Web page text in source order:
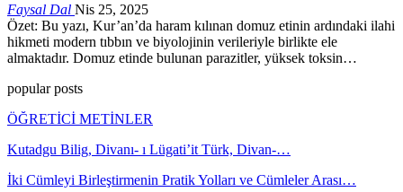
Faysal Dal Nis 25, 2025
Özet: Bu yazı, Kur’an’da haram kılınan domuz etinin ardındaki ilahi
hikmeti modern tıbbın ve biyolojinin verileriyle birlikte ele
almaktadır. Domuz etinde bulunan parazitler, yüksek toksin…
popular posts
ÖĞRETİCİ METİNLER
Kutadgu Bilig, Divanı- ı Lügati’it Türk, Divan-…
İki Cümleyi Birleştirmenin Pratik Yolları ve Cümleler Arası…